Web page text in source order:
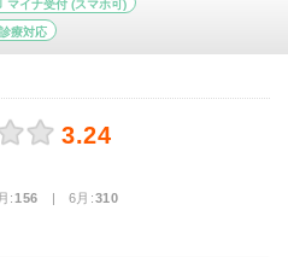
マイナ受付 (スマホ可)
療対応
3.24
:156 | 6月:310